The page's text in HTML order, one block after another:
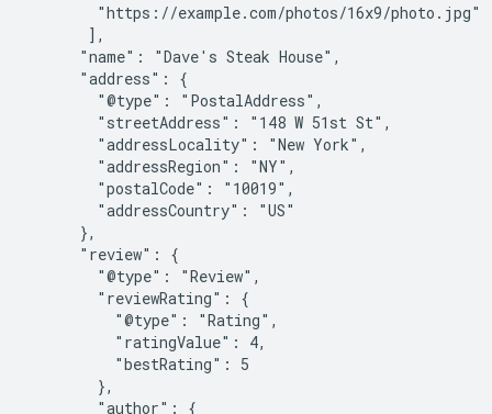
        "https://example.com/photos/16x9/photo.jpg"
       ],
      "name": "Dave's Steak House",
      "address": {
        "@type": "PostalAddress",
        "streetAddress": "148 W 51st St",
        "addressLocality": "New York",
        "addressRegion": "NY",
        "postalCode": "10019",
        "addressCountry": "US"
      },
      "review": {
        "@type": "Review",
        "reviewRating": {
          "@type": "Rating",
          "ratingValue": 4,
          "bestRating": 5
        },
        "author": {